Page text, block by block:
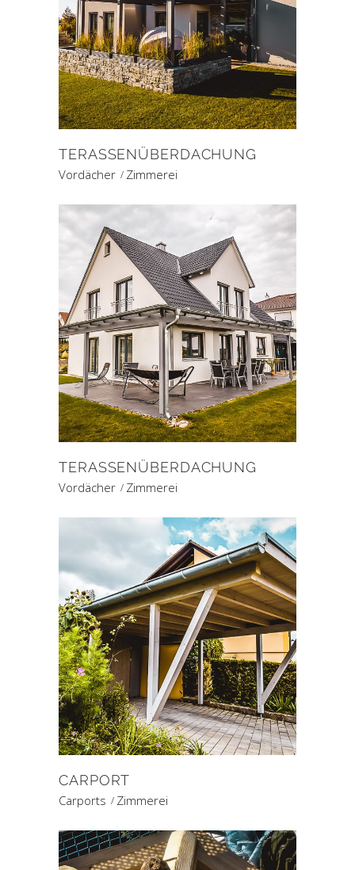
TERASSENÜBERDACHUNG
Vordächer Zimmerei
TERASSENÜBERDACHUNG
Vordächer Zimmerei
CARPORT
Carports Zimmerei